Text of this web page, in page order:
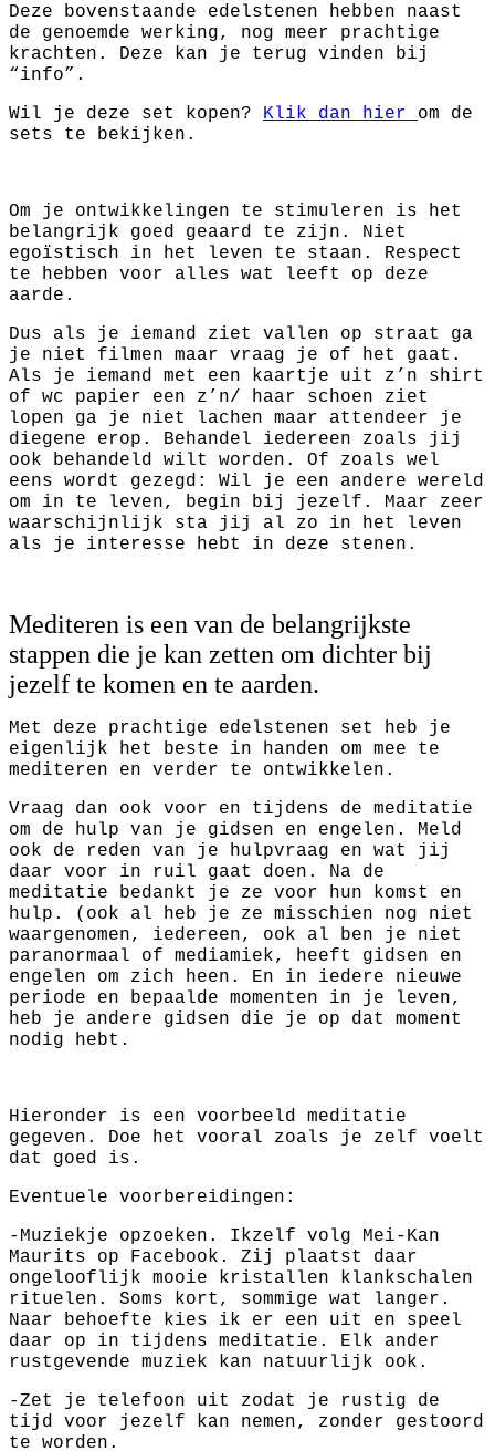
Deze bovenstaande edelstenen hebben naast
de genoemde werking, nog meer prachtige
krachten. Deze kan je terug vinden bij
“info”.
Wil je deze set kopen? Klik dan hier om de
sets te bekijken.
Om je ontwikkelingen te stimuleren is het
belangrijk goed geaard te zijn. Niet
egoïstisch in het leven te staan. Respect
te hebben voor alles wat leeft op deze
aarde.
Dus als je iemand ziet vallen op straat ga
je niet filmen maar vraag je of het gaat.
Als je iemand met een kaartje uit z’n shirt
of wc papier een z’n/ haar schoen ziet
lopen ga je niet lachen maar attendeer je
diegene erop. Behandel iedereen zoals jij
ook behandeld wilt worden. Of zoals wel
eens wordt gezegd: Wil je een andere wereld
om in te leven, begin bij jezelf. Maar zeer
waarschijnlijk sta jij al zo in het leven
als je interesse hebt in deze stenen.
Mediteren is een van de belangrijkste
stappen die je kan zetten om dichter bij
jezelf te komen en te aarden.
Met deze prachtige edelstenen set heb je
eigenlijk het beste in handen om mee te
mediteren en verder te ontwikkelen.
Vraag dan ook voor en tijdens de meditatie
om de hulp van je gidsen en engelen. Meld
ook de reden van je hulpvraag en wat jij
daar voor in ruil gaat doen. Na de
meditatie bedankt je ze voor hun komst en
hulp. (ook al heb je ze misschien nog niet
waargenomen, iedereen, ook al ben je niet
paranormaal of mediamiek, heeft gidsen en
engelen om zich heen. En in iedere nieuwe
periode en bepaalde momenten in je leven,
heb je andere gidsen die je op dat moment
nodig hebt.
Hieronder is een voorbeeld meditatie
gegeven. Doe het vooral zoals je zelf voelt
dat goed is.
Eventuele voorbereidingen:
-Muziekje opzoeken. Ikzelf volg Mei-Kan
Maurits op Facebook. Zij plaatst daar
ongelooflijk mooie kristallen klankschalen
rituelen. Soms kort, sommige wat langer.
Naar behoefte kies ik er een uit en speel
daar op in tijdens meditatie. Elk ander
rustgevende muziek kan natuurlijk ook.
-Zet je telefoon uit zodat je rustig de
tijd voor jezelf kan nemen, zonder gestoord
te worden.